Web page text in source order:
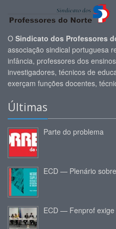
O Sindicato dos Professores
associação sindical portuguesa
infância, professores dos
investigadores, técnicos de
exerçam funções docentes,
Últimas
Parte do problema
ECD — Plenário
ECD — Fenprof